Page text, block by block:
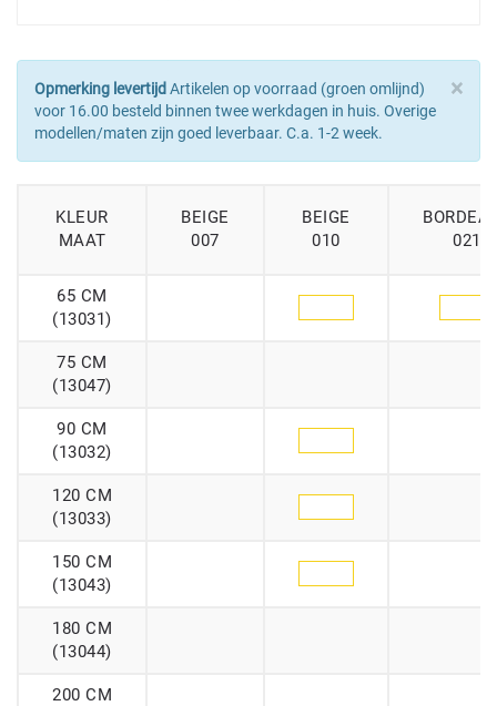
×
Opmerking levertijd Artikelen op voorraad (groen omlijnd)
voor 16.00 besteld binnen twee werkdagen in huis. Overige
modellen/maten zijn goed leverbaar. C.a. 1-2 week.
KLEUR
MAAT
BEIGE
007
BEIGE
010
021
65 CM
(13031)
75 CM
(13047)
90 CM
(13032)
120 CM
(13033)
150 CM
(13043)
180 CM
(13044)
200 CM